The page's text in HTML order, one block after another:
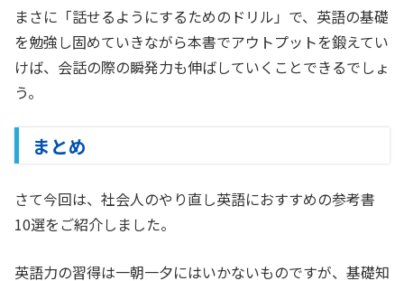
まさに「話せるようにするためのドリル」で、英語の基礎
を勉強し固めていきながら本書でアウトプットを鍛えてい
けば、会話の際の瞬発力も伸ばしていくことできるでしょ
う。
まとめ
さて今回は、社会人のやり直し英語におすすめの参考書
10選をご紹介しました。
英語力の習得は一朝一夕にはいかないものですが、基礎知